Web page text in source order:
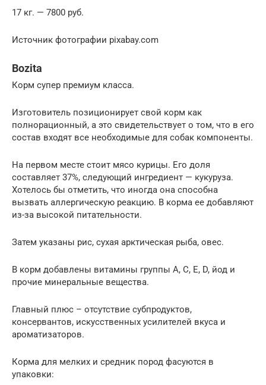
17 кг. — 7800 руб.
Источник фотографии pixabay.com
Bozita
Корм супер премиум класса.
Изготовитель позиционирует свой корм как
полнорационный, а это свидетельствует о том, что в его
состав входят все необходимые для собак компоненты.
На первом месте стоит мясо курицы. Его доля
составляет 37%, следующий ингредиент — кукуруза.
Хотелось бы отметить, что иногда она способна
вызвать аллергическую реакцию. В корма ее добавляют
из-за высокой питательности.
Затем указаны рис, сухая арктическая рыба, овес.
В корм добавлены витамины группы A, C, E, D, йод и
прочие минеральные вещества.
Главный плюс – отсутствие субпродуктов,
консервантов, искусственных усилителей вкуса и
ароматизаторов.
Корма для мелких и средник пород фасуются в
упаковки: